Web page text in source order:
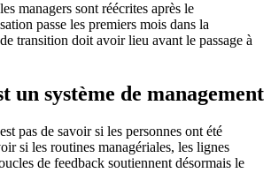
managers sont réécrites après le
passe les premiers mois dans la
transition doit avoir lieu avant le passage à
un système de management
pas de savoir si les personnes ont été
si les routines managériales, les lignes
de feedback soutiennent désormais le